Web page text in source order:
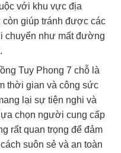
với khu vực địa
giúp tránh được các
chuyển như mất đường
Tuy Phong 7 chỗ là
thời gian và công sức
lại sự tiện nghi và
chọn người cung cấp
rất quan trọng để đảm
suôn sẻ và an toàn